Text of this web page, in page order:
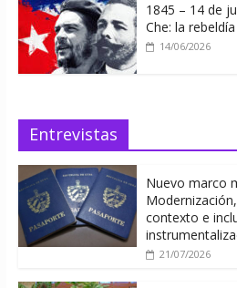
1845 – 14 de
Che: la
14/06/2026
Entrevistas
Nuevo marco
contexto e
21/07/2026